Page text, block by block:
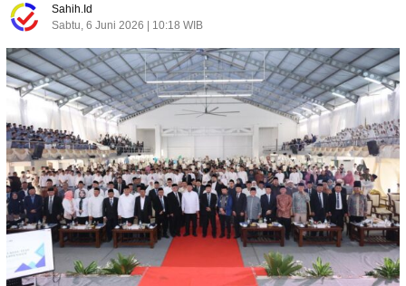
Sahih.id
Sabtu, 6 Juni 2026 | 10:18 WIB